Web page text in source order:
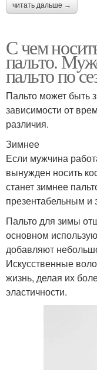
читать дальше →
С чем
пальто.
пальто по
Пальто может быть
зависимости от
различия.
Зимнее
Если мужчина
вынужден носить
станет зимнее
презентабельным и
Пальто для зимы
основном
добавляют
Искусственные
жизнь, делая их
эластичности.